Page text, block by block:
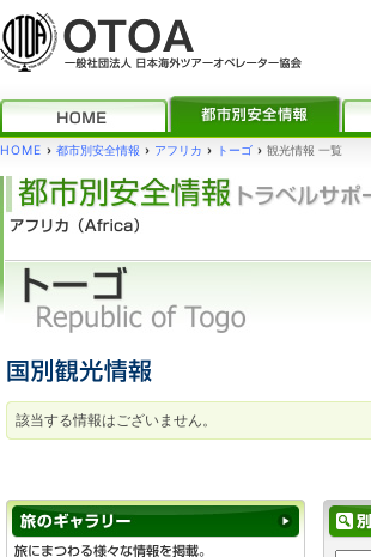
HOME › 都市別安全情報 › アフリカ › トーゴ › 観光情報 一覧
該当する情報はございません。